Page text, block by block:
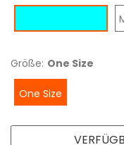
Größe: One Size
One Size